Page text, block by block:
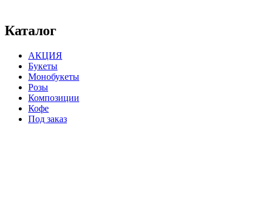
Каталог
АКЦИЯ
Букеты
Монобукеты
Розы
Композиции
Кофе
Под заказ